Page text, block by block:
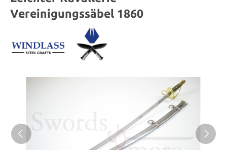
Vereinigungssäbel 1860